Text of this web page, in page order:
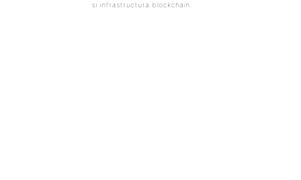
si infrastructura blockchain.